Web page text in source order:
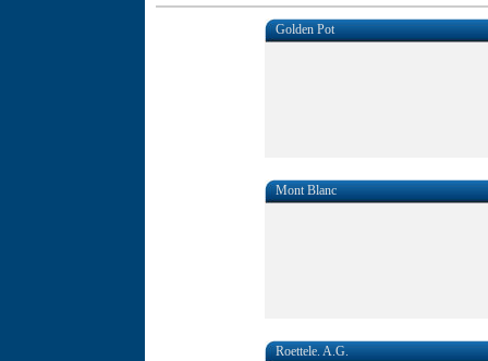
Golden Pot
Mont Blanc
Roettele. A.G.